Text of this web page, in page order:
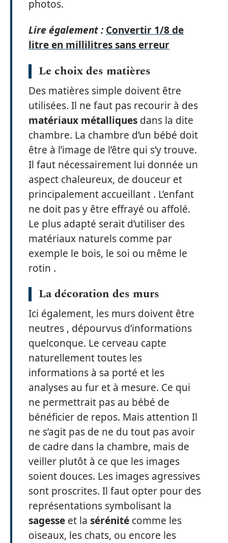
photos.
Lire également : Convertir 1/8 de
litre en millilitres sans erreur
Le choix des matières
Des matières simple doivent être
utilisées. Il ne faut pas recourir à des
matériaux métalliques dans la dite
chambre. La chambre d’un bébé doit
être à l’image de l’être qui s’y trouve.
Il faut nécessairement lui donnée un
aspect chaleureux, de douceur et
principalement accueillant . L’enfant
ne doit pas y être effrayé ou affolé.
Le plus adapté serait d’utiliser des
matériaux naturels comme par
exemple le bois, le soi ou même le
rotin .
La décoration des murs
Ici également, les murs doivent être
neutres , dépourvus d’informations
quelconque. Le cerveau capte
naturellement toutes les
informations à sa porté et les
analyses au fur et à mesure. Ce qui
ne permettrait pas au bébé de
bénéficier de repos. Mais attention Il
ne s’agit pas de ne du tout pas avoir
de cadre dans la chambre, mais de
veiller plutôt à ce que les images
soient douces. Les images agressives
sont proscrites. Il faut opter pour des
représentations symbolisant la
sagesse et la sérénité comme les
oiseaux, les chats, ou encore les